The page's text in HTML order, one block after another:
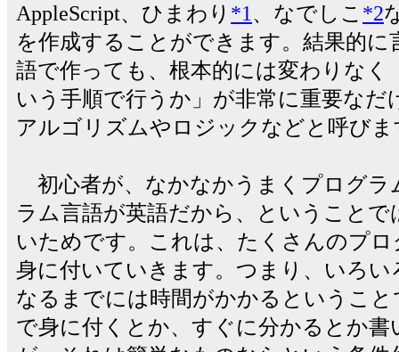
AppleScript、ひまわり *1 、なでしこ *2
を作成することができます。結果的
語で作っても、根本的には変わりな
いう手順で行うか」が非常に重要な
アルゴリズムやロジックなどと呼びま
初心者が、なかなかうまくプログラ
ラム言語が英語だから、ということ
いためです。これは、たくさんのプ
身に付いていきます。つまり、いろ
なるまでには時間がかかるというこ
で身に付くとか、すぐに分かるとか